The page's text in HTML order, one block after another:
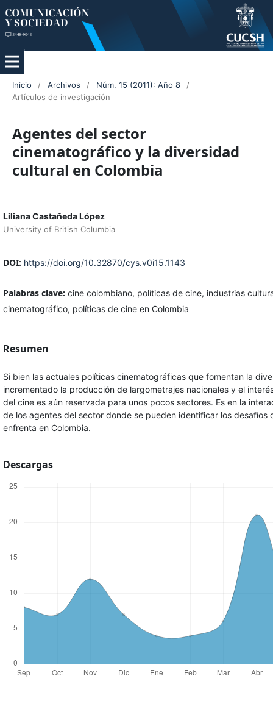
Inicio / Archivos / Núm. 15 (2011): Año 8
/
Artículos de investigación
Agentes del sector
cinematográfico y la diversidad
cultural en Colombia
Liliana Castañeda López
University of British Columbia
DOI: https://doi.org/10.32870/cys.v0i15.1143
Palabras clave: cine colombiano, políticas de cine, industrias
cinematográfico, políticas de cine en Colombia
Resumen
Si bien las actuales políticas cinematográficas que fomentan la
incrementado la producción de largometrajes nacionales y el
del cine es aún reservada para unos pocos sectores. Es en la
de los agentes del sector donde se pueden identificar los desafíos
enfrenta en Colombia.
Descargas